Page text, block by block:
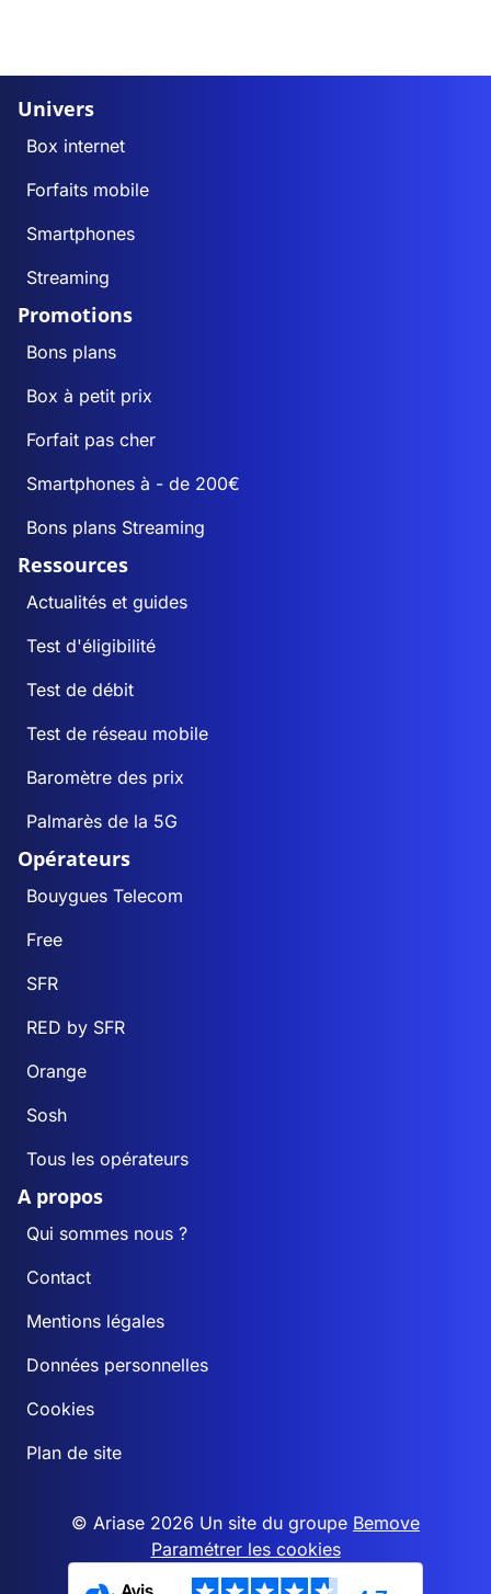
Univers
Box internet
Forfaits mobile
Smartphones
Streaming
Promotions
Bons plans
Box à petit prix
Forfait pas cher
Smartphones à - de 200€
Bons plans Streaming
Ressources
Actualités et guides
Test d'éligibilité
Test de débit
Test de réseau mobile
Baromètre des prix
Palmarès de la 5G
Opérateurs
Bouygues Telecom
Free
SFR
RED by SFR
Orange
Sosh
Tous les opérateurs
A propos
Qui sommes nous ?
Contact
Mentions légales
Données personnelles
Cookies
Plan de site
© Ariase 2026 Un site du groupe Bemove
Paramétrer les cookies